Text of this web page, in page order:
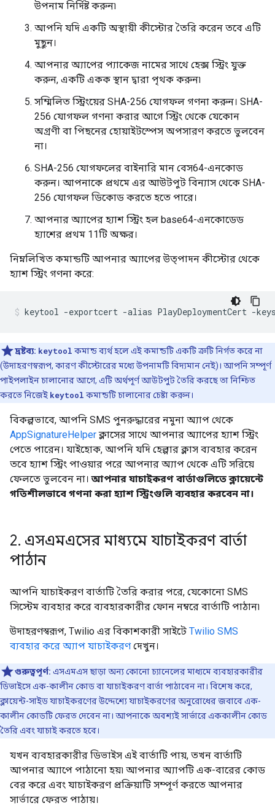
উপনাম নির্দিষ্ট করুন৷
আপনি যদি একটি অস্থায়ী কীস্টোর তৈরি করেন তবে এটি
মুছুন।
আপনার অ্যাপের প্যাকেজ নামের সাথে হেক্স স্ট্রিং যুক্ত
করুন, একটি একক স্থান দ্বারা পৃথক করুন৷
সম্মিলিত স্ট্রিংয়ের SHA-256 যোগফল গণনা করুন। SHA-
256 যোগফল গণনা করার আগে স্ট্রিং থেকে যেকোন
অগ্রণী বা পিছনের হোয়াইটস্পেস অপসারণ করতে ভুলবেন
না।
SHA-256 যোগফলের বাইনারি মান বেস64-এনকোড
করুন। আপনাকে প্রথমে এর আউটপুট বিন্যাস থেকে SHA-
256 যোগফল ডিকোড করতে হতে পারে।
আপনার অ্যাপের হ্যাশ স্ট্রিং হল base64-এনকোডেড
হ্যাশের প্রথম 11টি অক্ষর।
নিম্নলিখিত কমান্ডটি আপনার অ্যাপের উত্পাদন কীস্টোর থেকে
হ্যাশ স্ট্রিং গণনা করে:
দ্রষ্টব্য: keytool কমান্ড ব্যর্থ হলে এই কমান্ডটি একটি ত্রুটি নির্গত করে না
(উদাহরণস্বরূপ, কারণ কীস্টোরের মধ্যে উপনামটি বিদ্যমান নেই)। আপনি সম্পূর্ণ
পাইপলাইন চালানোর আগে, এটি অর্থপূর্ণ আউটপুট তৈরি করছে তা নিশ্চিত
করতে নিজেই keytool কমান্ডটি চালানোর চেষ্টা করুন।
বিকল্পভাবে, আপনি SMS পুনরুদ্ধারের নমুনা অ্যাপ থেকে
AppSignatureHelperক্লাসের সাথে আপনার অ্যাপের হ্যাশ স্ট্রিং
পেতে পারেন। যাইহোক, আপনি যদি হেল্পার ক্লাস ব্যবহার করেন
তবে হ্যাশ স্ট্রিং পাওয়ার পরে আপনার অ্যাপ থেকে এটি সরিয়ে
ফেলতে ভুলবেন না।আপনার যাচাইকরণ বার্তাগুলিতে ক্লায়েন্টে
গতিশীলভাবে গণনা করা হ্যাশ স্ট্রিংগুলি ব্যবহার করবেন না।
2. এসএমএসের মাধ্যমে যাচাইকরণ বার্তা
পাঠান
আপনি যাচাইকরণ বার্তাটি তৈরি করার পরে, যেকোনো SMS
সিস্টেম ব্যবহার করে ব্যবহারকারীর ফোন নম্বরে বার্তাটি পাঠান৷
উদাহরণস্বরূপ, Twilio এর বিকাশকারী সাইটে Twilio SMS
ব্যবহার করে অ্যাপ যাচাইকরণদেখুন।
গুরুত্বপূর্ণ: এসএমএস ছাড়া অন্য কোনো চ্যানেলের মাধ্যমে ব্যবহারকারীর
ডিভাইসে এক-কালীন কোড বা যাচাইকরণ বার্তা পাঠাবেন না। বিশেষ করে,
ক্লায়েন্ট-সাইড যাচাইকরণের উদ্দেশ্যে যাচাইকরণের অনুরোধের জবাবে এক-
কালীন কোডটি ফেরত দেবেন না। আপনাকে অবশ্যই সার্ভারে এককালীন কোড
তৈরি এবং যাচাই করতে হবে।
যখন ব্যবহারকারীর ডিভাইস এই বার্তাটি পায়, তখন বার্তাটি
আপনার অ্যাপে পাঠানো হয়৷ আপনার অ্যাপটি এক-বারের কোড
বের করে এবং যাচাইকরণ প্রক্রিয়াটি সম্পূর্ণ করতে আপনার
সার্ভারে ফেরত পাঠায়।